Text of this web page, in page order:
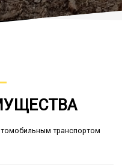
транспортом